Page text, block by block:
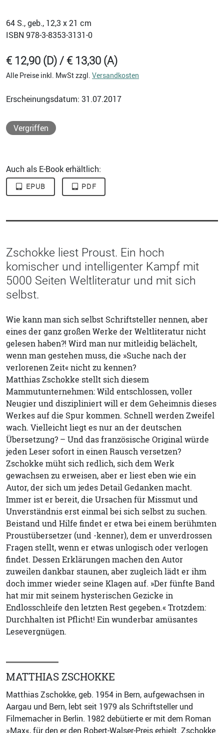
64 S., geb., 12,3 x 21 cm
ISBN 978-3-8353-3131-0
€ 12,90 (D) / € 13,30 (A)
Alle Preise inkl. MwSt zzgl. Versandkosten
Erscheinungsdatum: 31.07.2017
Vergriffen
Auch als E-Book erhältlich:
EPUB PDF
Zschokke liest Proust. Ein hoch
komischer und intelligenter Kampf mit
5000 Seiten Weltliteratur und mit sich
selbst.
Wie kann man sich selbst Schriftsteller nennen, aber
eines der ganz großen Werke der Weltliteratur nicht
gelesen haben?! Wird man nur mitleidig belächelt,
wenn man gestehen muss, die »Suche nach der
verlorenen Zeit« nicht zu kennen?
Matthias Zschokke stellt sich diesem
Mammutunternehmen: Wild entschlossen, voller
Neugier und diszipliniert will er dem Geheimnis dieses
Werkes auf die Spur kommen. Schnell werden Zweifel
wach. Vielleicht liegt es nur an der deutschen
Übersetzung? – Und das französische Original würde
jeden Leser sofort in einen Rausch versetzen?
Zschokke müht sich redlich, sich dem Werk
gewachsen zu erweisen, aber er liest eben wie ein
Autor, der sich um jedes Detail Gedanken macht.
Immer ist er bereit, die Ursachen für Missmut und
Unverständnis erst einmal bei sich selbst zu suchen.
Beistand und Hilfe findet er etwa bei einem berühmten
Proustübersetzer (und -kenner), dem er unverdrossen
Fragen stellt, wenn er etwas unlogisch oder verlogen
findet. Dessen Erklärungen machen den Autor
zuweilen dankbar staunen, aber zugleich lädt er ihm
doch immer wieder seine Klagen auf. »Der fünfte Band
hat mir mit seinem hysterischen Gezicke in
Endlosschleife den letzten Rest gegeben.« Trotzdem:
Durchhalten ist Pflicht! Ein wunderbar amüsantes
Lesevergnügen.
MATTHIAS ZSCHOKKE
Matthias Zschokke, geb. 1954 in Bern, aufgewachsen in
Aargau und Bern, lebt seit 1979 als Schriftsteller und
Filmemacher in Berlin. 1982 debütierte er mit dem Roman
»Max«, für den er den Robert-Walser-Preis erhielt. Zschokke